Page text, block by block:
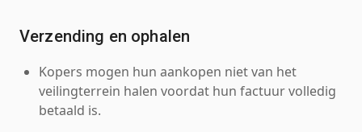
Verzending en ophalen
Kopers mogen hun aankopen niet van het
veilingterrein halen voordat hun factuur volledig
betaald is.